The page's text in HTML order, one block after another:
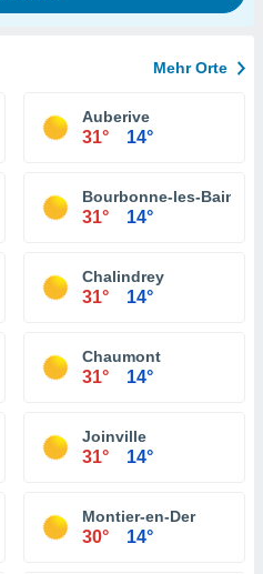
Mehr Orte
Auberive
31° 14°
Bourbonne-les-Bains
31° 14°
Chalindrey
31° 14°
Chaumont
31° 14°
Joinville
31° 14°
Montier-en-Der
30° 14°